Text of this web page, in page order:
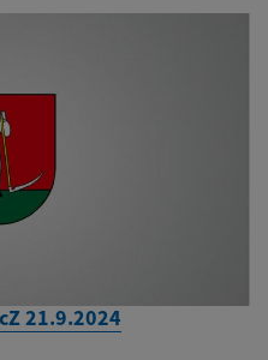
21.9.2024